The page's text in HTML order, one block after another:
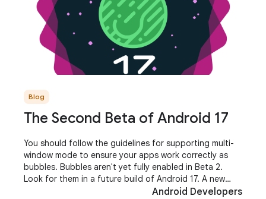
Blog
The Second Beta of Android 17
You should follow the guidelines for supporting multi-
window mode to ensure your apps work correctly as
bubbles. Bubbles aren't yet fully enabled in Beta 2.
Look for them in a future build of Android 17. A new
system-level EyeDropper API allows yourAndroid Developers